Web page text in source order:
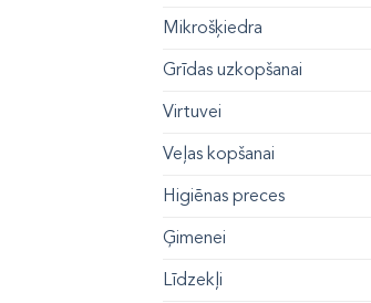
Mikrošķiedra
Grīdas uzkopšanai
Virtuvei
Veļas kopšanai
Higiēnas preces
Ģimenei
Līdzekļi